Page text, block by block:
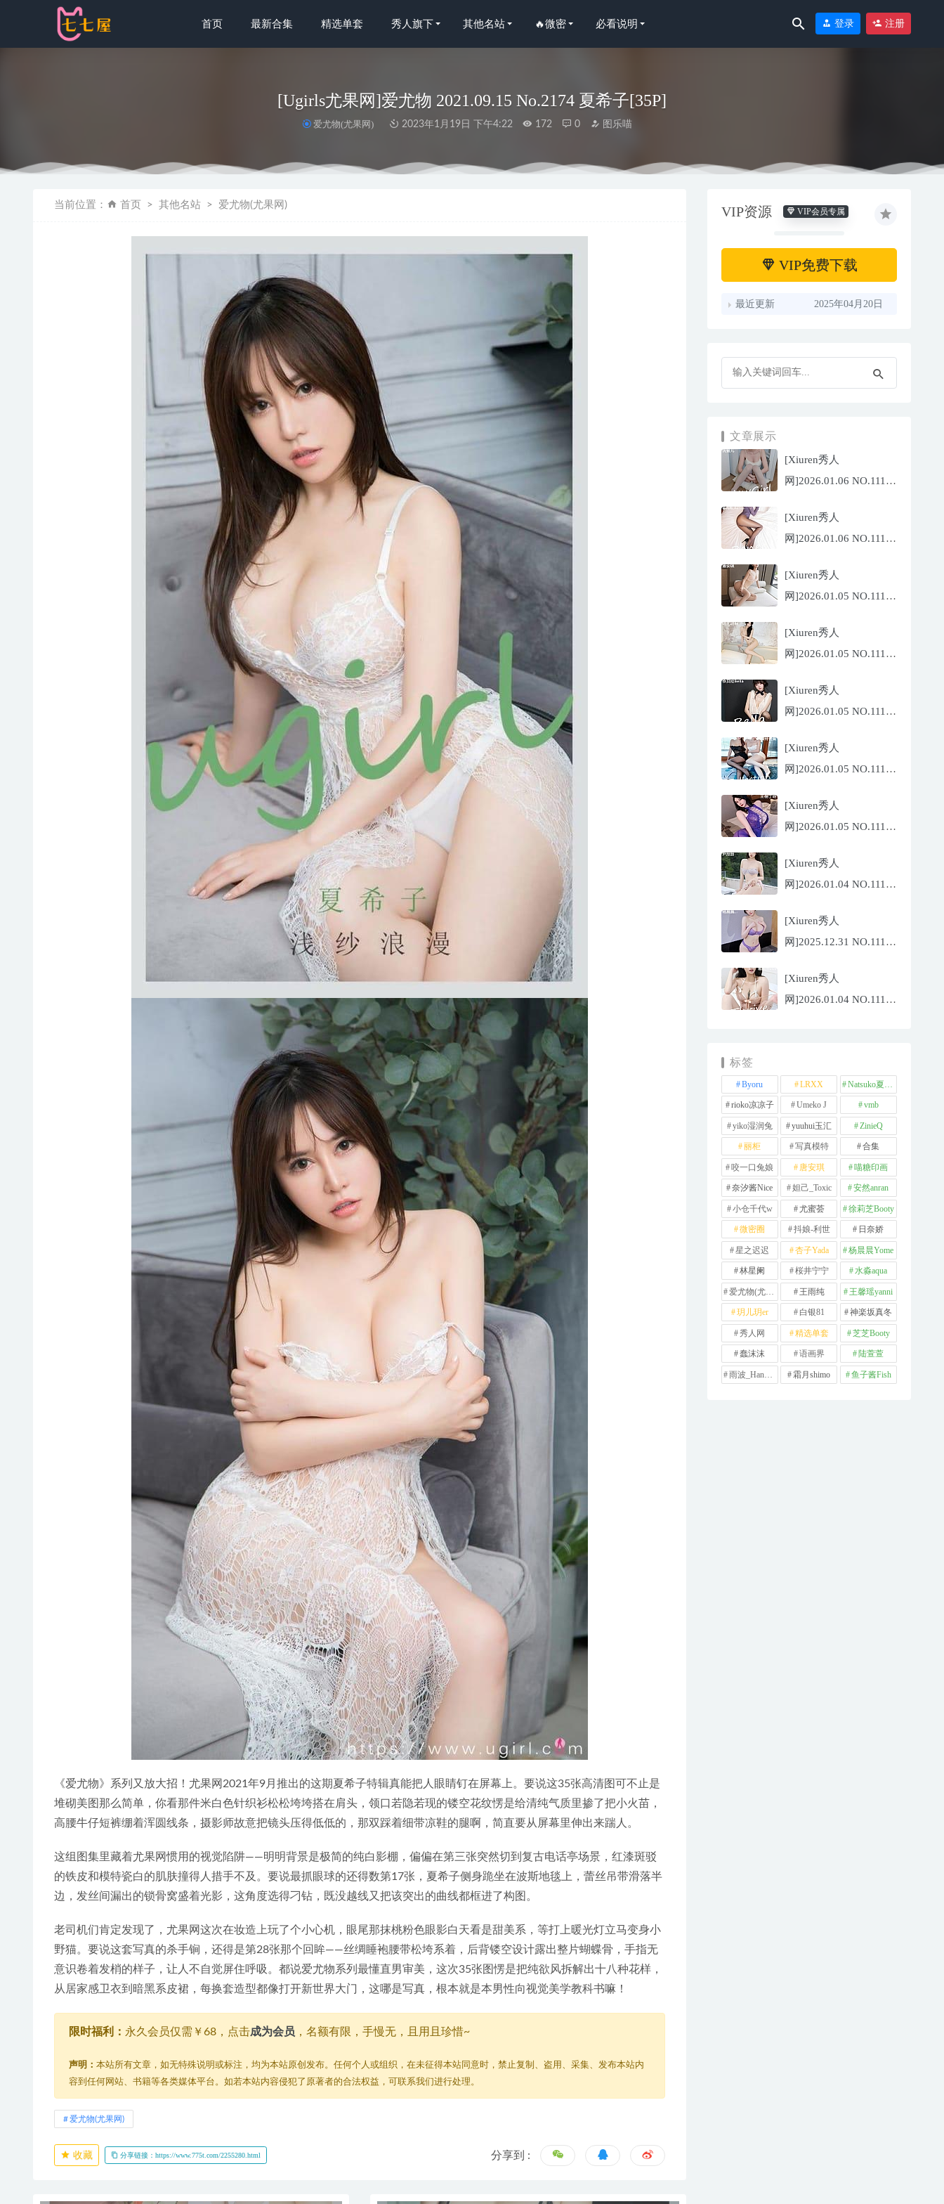
首页 最新合集 精选单套 秀人旗下 其他名站 🔥微密 必看说明 登录 注册
[Ugirls尤果网]爱尤物 2021.09.15 No.2174 夏希子[35P]
爱尤物(尤果网) 2023年1月19日 下午4:22 172 0 图乐喵
当前位置： 首页 其他名站 爱尤物(尤果网)
《爱尤物》系列又放大招！尤果网2021年9月推出的这期夏希子特辑真能把人眼睛钉在屏幕上。要说这35张高清图可不止是
堆砌美图那么简单，你看那件米白色针织衫松松垮垮搭在肩头，领口若隐若现的镂空花纹愣是给清纯气质里掺了把小火苗，
高腰牛仔短裤绷着浑圆线条，摄影师故意把镜头压得低低的，那双踩着细带凉鞋的腿啊，简直要从屏幕里伸出来踹人。
这组图集里藏着尤果网惯用的视觉陷阱——明明背景是极简的纯白影棚，偏偏在第三张突然切到复古电话亭场景，红漆斑驳
的铁皮和模特瓷白的肌肤撞得人措手不及。要说最抓眼球的还得数第17张，夏希子侧身跪坐在波斯地毯上，蕾丝吊带滑落半
边，发丝间漏出的锁骨窝盛着光影，这角度选得刁钻，既没越线又把该突出的曲线都框进了构图。
老司机们肯定发现了，尤果网这次在妆造上玩了个小心机，眼尾那抹桃粉色眼影白天看是甜美系，等打上暖光灯立马变身小
野猫。要说这套写真的杀手锏，还得是第28张那个回眸——丝绸睡袍腰带松垮系着，后背镂空设计露出整片蝴蝶骨，手指无
意识卷着发梢的样子，让人不自觉屏住呼吸。都说爱尤物系列最懂直男审美，这次35张图愣是把纯欲风拆解出十八种花样，
从居家感卫衣到暗黑系皮裙，每换套造型都像打开新世界大门，这哪是写真，根本就是本男性向视觉美学教科书嘛！
限时福利： 永久会员仅需￥68，点击成为会员 ，名额有限，手慢无，且用且珍惜~
声明： 本站所有文章，如无特殊说明或标注，均为本站原创发布。任何个人或组织，在未征得本站同意时，禁止复制、盗用、采集、发布本站内
容到任何网站、书籍等各类媒体平台。如若本站内容侵犯了原著者的合法权益，可联系我们进行处理。
爱尤物(尤果网)
收藏 分享链接：https://www.775t.com/2255280.html 分享到 :
VIP资源 VIP会员专属
VIP免费下载
最近更新 2025年04月20日
文章展示
[Xiuren秀人
网]2026.01.06 NO.11196
[Xiuren秀人
网]2026.01.06 NO.11197
_Renee@[69P/755.32MB]
[Xiuren秀人
网]2026.01.05 NO.11195
[Xiuren秀人
网]2026.01.05 NO.11194
er[67P/671.86MB]
[Xiuren秀人
网]2026.01.05 NO.11191
Bella[69P/586.39MB]
[Xiuren秀人
网]2026.01.05 NO.11193
lrene[69P/933.33MB]
[Xiuren秀人
网]2026.01.05 NO.11192
[Xiuren秀人
网]2026.01.04 NO.11190
[Xiuren秀人
网]2025.12.31 NO.11187
[Xiuren秀人
网]2026.01.04 NO.11189
标签
Byoru LRXX Natsuko夏夏子
rioko凉凉子 Umeko J vmb
yiko湿润兔 yuuhui玉汇 ZinieQ
丽柜 写真模特 合集
咬一口兔娘 唐安琪 喵糖印画
奈汐酱Nice 妲己_Toxic 安然anran
小仓千代w 尤蜜荟 徐莉芝Booty
微密圈 抖娘-利世 日奈娇
星之迟迟 杏子Yada 杨晨晨Yome
林星阑 桜井宁宁 水淼aqua
爱尤物(尤果网) 王雨纯 王馨瑶yanni
玥儿玥er 白银81 神楽坂真冬
秀人网 精选单套 芝芝Booty
蠢沫沫 语画界 陆萱萱
雨波_HaneAme 霜月shimo 鱼子酱Fish
AT鲨 – NO.65 原相机质感黑裤袜 [58P3V-22MB]
[XIAOYU语画界]2022.04.06 VOL.751 梦心玥[75+1P／602MB] 2023-01-27
抖娘-利世 – 宠物人妻[28P1V-227.3M] 2025-03-12
[XIUREN秀人网]2022.09.01 VOL.5531 陆萱萱[80+1P／798MB]